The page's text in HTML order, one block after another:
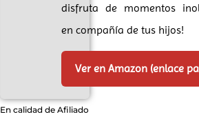
disfruta de momentos
en compañía de tus hijos!
Ver en Amazon (enlace
En calidad de Afiliado